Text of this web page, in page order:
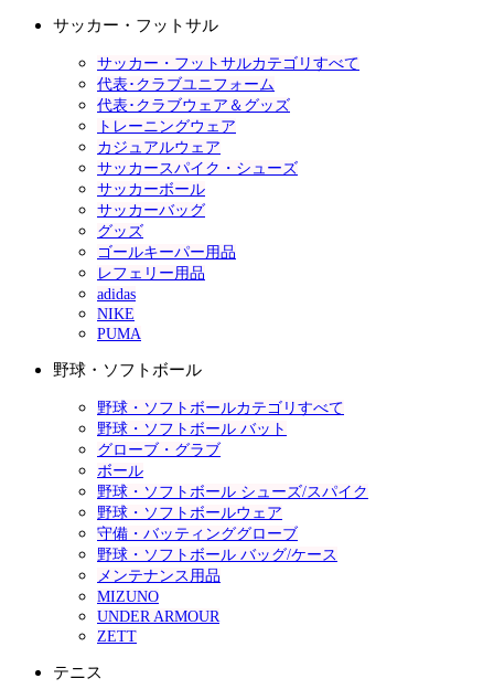
サッカー・フットサル
サッカー・フットサルカテゴリすべて
代表･クラブユニフォーム
代表･クラブウェア＆グッズ
トレーニングウェア
カジュアルウェア
サッカースパイク・シューズ
サッカーボール
サッカーバッグ
グッズ
ゴールキーパー用品
レフェリー用品
adidas
NIKE
PUMA
野球・ソフトボール
野球・ソフトボールカテゴリすべて
野球・ソフトボール バット
グローブ・グラブ
ボール
野球・ソフトボール シューズ/スパイク
野球・ソフトボールウェア
守備・バッティンググローブ
野球・ソフトボール バッグ/ケース
メンテナンス用品
MIZUNO
UNDER ARMOUR
ZETT
テニス